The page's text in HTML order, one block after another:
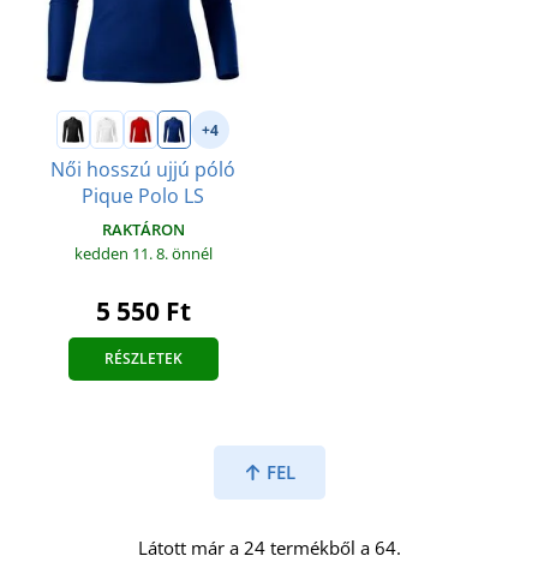
+4
Női hosszú ujjú póló
Pique Polo LS
RAKTÁRON
kedden 11. 8.önnél
5 550 Ft
RÉSZLETEK
FEL
Látott már a 24 termékből a 64.